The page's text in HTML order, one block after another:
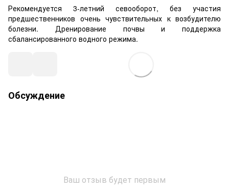
Рекомендуется 3-летний севооборот, без участия
предшественников очень чувствительных к возбудителю
болезни. Дренирование почвы и поддержка
сбалансированного водного режима.
Обсуждение
Ваш отзыв будет первым